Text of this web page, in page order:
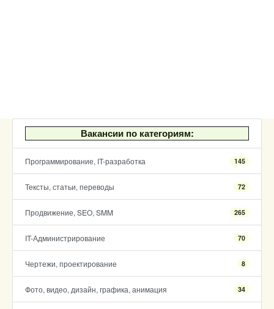
Вакансии по категориям:
Программирование, IT-разработка 145
Тексты, статьи, переводы 72
Продвижение, SEO, SMM 265
IT-Администрирование 70
Чертежи, проектирование 8
Фото, видео, дизайн, графика, анимация 34